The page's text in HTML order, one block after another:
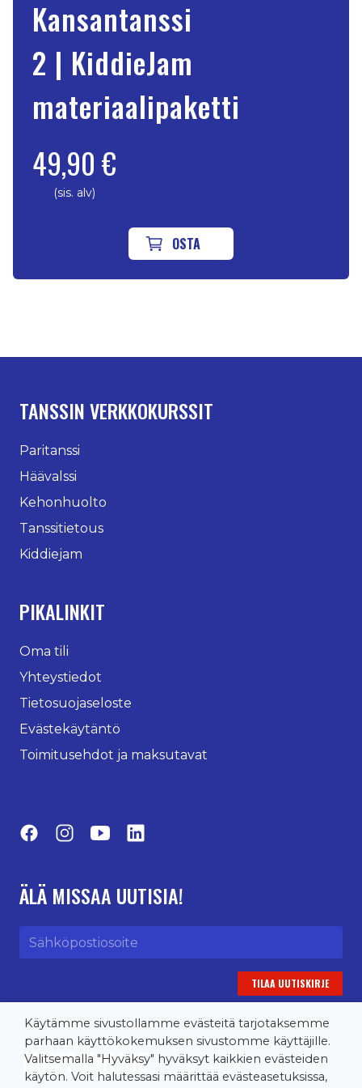
Kansantanssi
2 | KiddieJam
materiaalipaketti
49,90 €
(sis. alv)
OSTA
TANSSIN VERKKOKURSSIT
Paritanssi
Häävalssi
Kehonhuolto
Tanssitietous
Kiddiejam
PIKALINKIT
Oma tili
Yhteystiedot
Tietosuojaseloste
Evästekäytäntö
Toimitusehdot ja maksutavat
FacebookInstagramYouTube
ÄLÄ MISSAA UUTISIA!
Sähköpostiosoite
TANSSIONLINE
Käytämme sivustollamme evästeitä tarjotaksemme
parhaan käyttökokemuksen sivustomme käyttäjille.
Valitsemalla "Hyväksy" hyväksyt kaikkien evästeiden
käytön. Voit halutessasi määrittää evästeasetuksissa,